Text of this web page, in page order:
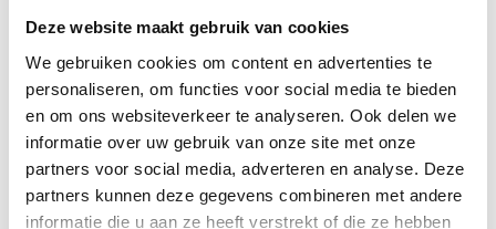
Deze website maakt gebruik van cookies
We gebruiken cookies om content en advertenties te
personaliseren, om functies voor social media te bieden
en om ons websiteverkeer te analyseren. Ook delen we
informatie over uw gebruik van onze site met onze
partners voor social media, adverteren en analyse. Deze
partners kunnen deze gegevens combineren met andere
informatie die u aan ze heeft verstrekt of die ze hebben
woning. We geven direct inzicht in de subsidieregeling Nij
Begun en eventuele aanvullende regelingen.
U ontvangt een persoonlijk advies en een heldere offerte
op maat, zodat u precies weet waar u aan toe bent.